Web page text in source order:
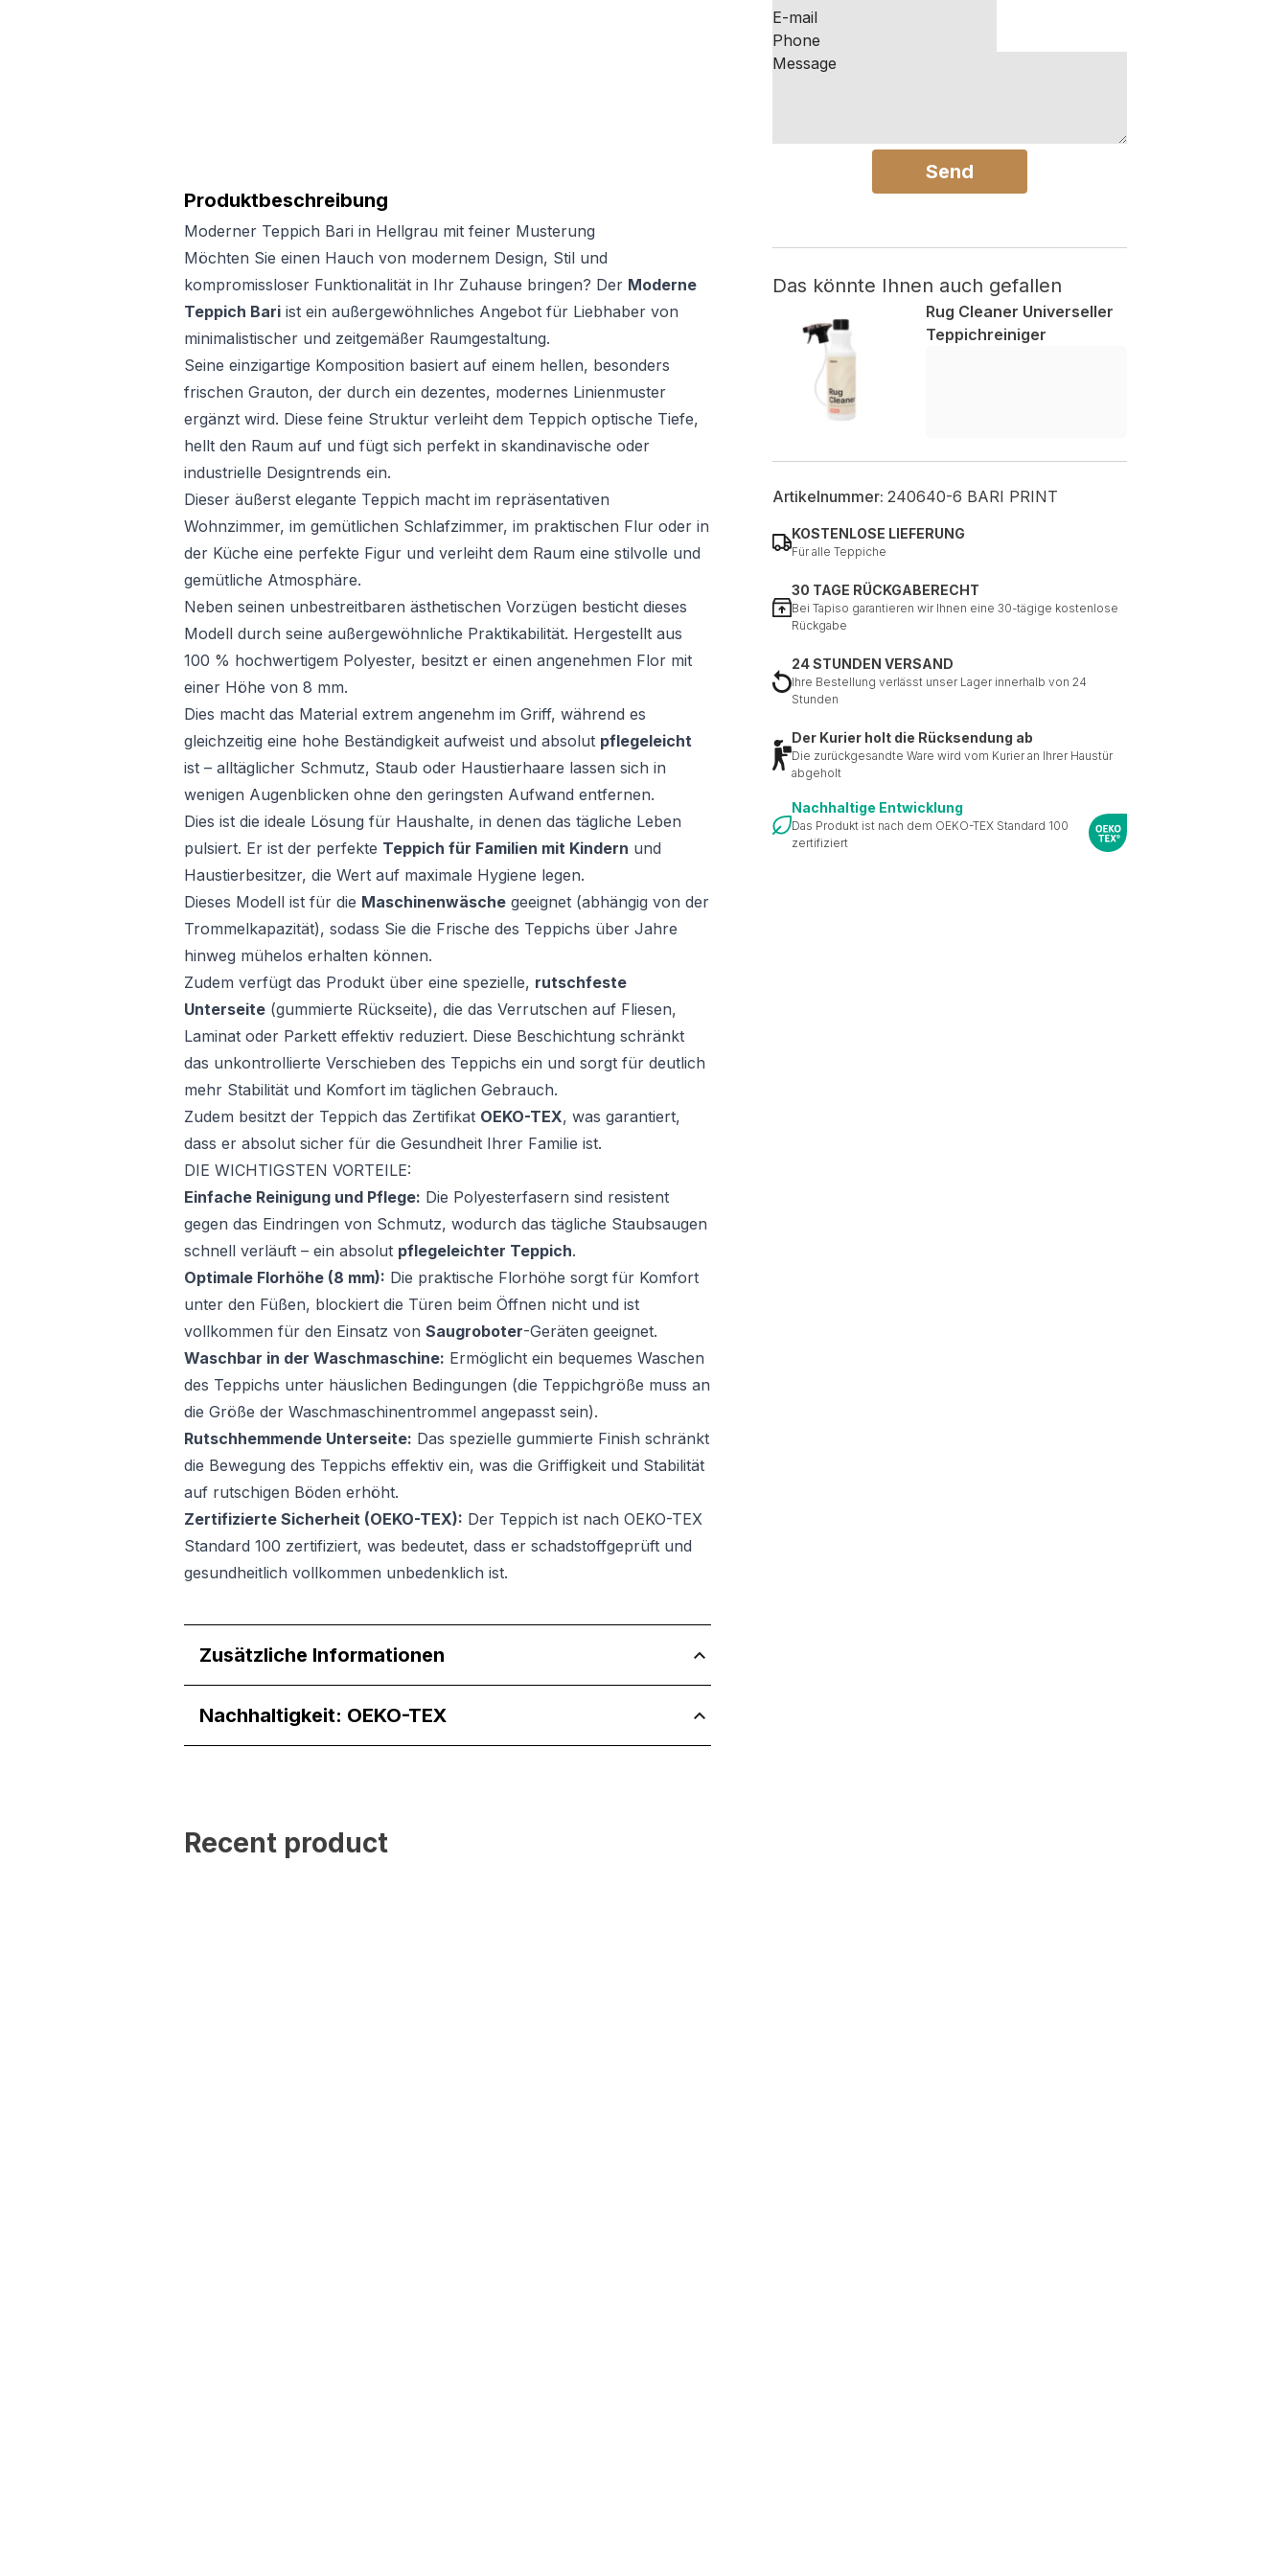
Produktbeschreibung
Moderner Teppich Bari in Hellgrau mit feiner Musterung
Möchten Sie einen Hauch von modernem Design, Stil und
kompromissloser Funktionalität in Ihr Zuhause bringen? Der Moderne
Teppich Bari ist ein außergewöhnliches Angebot für Liebhaber von
minimalistischer und zeitgemäßer Raumgestaltung.
Seine einzigartige Komposition basiert auf einem hellen, besonders
frischen Grauton, der durch ein dezentes, modernes Linienmuster
ergänzt wird. Diese feine Struktur verleiht dem Teppich optische Tiefe,
hellt den Raum auf und fügt sich perfekt in skandinavische oder
industrielle Designtrends ein.
Dieser äußerst elegante Teppich macht im repräsentativen
Wohnzimmer, im gemütlichen Schlafzimmer, im praktischen Flur oder in
der Küche eine perfekte Figur und verleiht dem Raum eine stilvolle und
gemütliche Atmosphäre.
Neben seinen unbestreitbaren ästhetischen Vorzügen besticht dieses
Modell durch seine außergewöhnliche Praktikabilität. Hergestellt aus
100 % hochwertigem Polyester, besitzt er einen angenehmen Flor mit
einer Höhe von 8 mm.
Dies macht das Material extrem angenehm im Griff, während es
gleichzeitig eine hohe Beständigkeit aufweist und absolut pflegeleicht
ist – alltäglicher Schmutz, Staub oder Haustierhaare lassen sich in
wenigen Augenblicken ohne den geringsten Aufwand entfernen.
Dies ist die ideale Lösung für Haushalte, in denen das tägliche Leben
pulsiert. Er ist der perfekte Teppich für Familien mit Kindern und
Haustierbesitzer, die Wert auf maximale Hygiene legen.
Dieses Modell ist für die Maschinenwäsche geeignet (abhängig von der
Trommelkapazität), sodass Sie die Frische des Teppichs über Jahre
hinweg mühelos erhalten können.
Zudem verfügt das Produkt über eine spezielle, rutschfeste
Unterseite (gummierte Rückseite), die das Verrutschen auf Fliesen,
Laminat oder Parkett effektiv reduziert. Diese Beschichtung schränkt
das unkontrollierte Verschieben des Teppichs ein und sorgt für deutlich
mehr Stabilität und Komfort im täglichen Gebrauch.
Zudem besitzt der Teppich das Zertifikat OEKO-TEX, was garantiert,
dass er absolut sicher für die Gesundheit Ihrer Familie ist.
DIE WICHTIGSTEN VORTEILE:
Einfache Reinigung und Pflege: Die Polyesterfasern sind resistent
gegen das Eindringen von Schmutz, wodurch das tägliche Staubsaugen
schnell verläuft – ein absolut pflegeleichter Teppich.
Optimale Florhöhe (8 mm): Die praktische Florhöhe sorgt für Komfort
unter den Füßen, blockiert die Türen beim Öffnen nicht und ist
vollkommen für den Einsatz von Saugroboter-Geräten geeignet.
Waschbar in der Waschmaschine: Ermöglicht ein bequemes Waschen
des Teppichs unter häuslichen Bedingungen (die Teppichgröße muss an
die Größe der Waschmaschinentrommel angepasst sein).
Rutschhemmende Unterseite: Das spezielle gummierte Finish schränkt
die Bewegung des Teppichs effektiv ein, was die Griffigkeit und Stabilität
auf rutschigen Böden erhöht.
Zertifizierte Sicherheit (OEKO-TEX): Der Teppich ist nach OEKO-TEX
Standard 100 zertifiziert, was bedeutet, dass er schadstoffgeprüft und
gesundheitlich vollkommen unbedenklich ist.
Send
Das könnte Ihnen auch gefallen
Rug Cleaner Universeller
Teppichreiniger
Artikelnummer: 240640-6 BARI PRINT
KOSTENLOSE LIEFERUNG
Für alle Teppiche
30 TAGE RÜCKGABERECHT
Bei Tapiso garantieren wir Ihnen eine 30-tägige kostenlose
Rückgabe
24 STUNDEN VERSAND
Ihre Bestellung verlässt unser Lager innerhalb von 24
Stunden
Der Kurier holt die Rücksendung ab
Die zurückgesandte Ware wird vom Kurier an Ihrer Haustür
abgeholt
Nachhaltige Entwicklung
Das Produkt ist nach dem OEKO-TEX Standard 100
zertifiziert
Zusätzliche Informationen
Nachhaltigkeit: OEKO-TEX
Recent product